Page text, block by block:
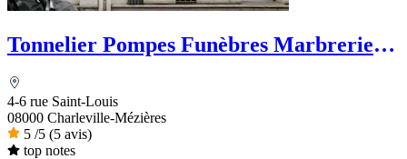
Tonnelier Pompes Funèbres Marbrerie
4-6 rue Saint-Louis
08000 Charleville-Mézières
5 /5 (5 avis)
top notes